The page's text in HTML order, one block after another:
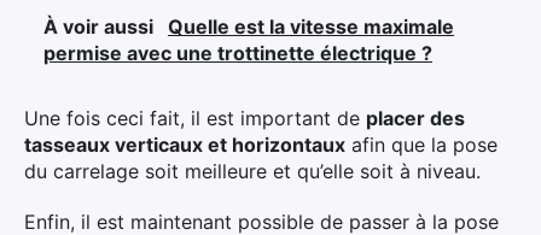
À voir aussi Quelle est la vitesse maximale
permise avec une trottinette électrique ?
Une fois ceci fait, il est important de placer des
tasseaux verticaux et horizontaux afin que la pose
du carrelage soit meilleure et qu’elle soit à niveau.
Enfin, il est maintenant possible de passer à la pose